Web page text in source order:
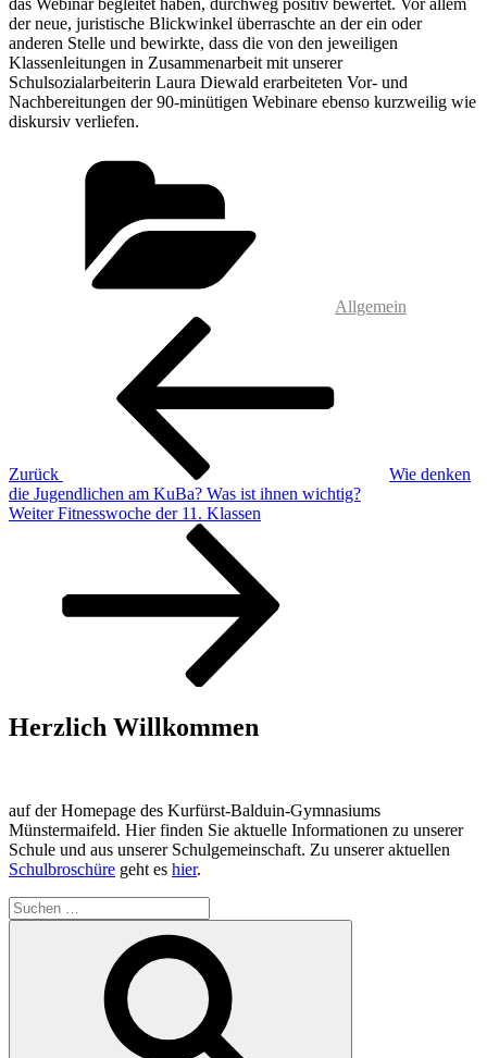
der neue, juristische Blickwinkel überraschte an der ein oder
anderen Stelle und bewirkte, dass die von den jeweiligen
Klassenleitungen in Zusammenarbeit mit unserer
Schulsozialarbeiterin Laura Diewald erarbeiteten Vor- und
Nachbereitungen der 90-minütigen Webinare ebenso kurzweilig wie
diskursiv verliefen.
Allgemein
Beitragsnavigation
Zurück
Wie denken
die Jugendlichen am KuBa? Was ist ihnen wichtig?
Nächster
Weiter Fitnesswoche der 11. Klassen
Herzlich Willkommen
auf der Homepage des Kurfürst-Balduin-Gymnasiums
Münstermaifeld. Hier finden Sie aktuelle Informationen zu unserer
Schule und aus unserer Schulgemeinschaft. Zu unserer aktuellen
Schulbroschüre geht es hier.
Suchen
nach: